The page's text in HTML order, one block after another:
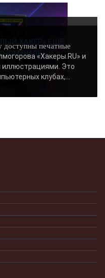
ХАКЕР» ЕЩЕ
ВИДЕ -
печатные
«Хакеры.RU» и
иллюстрациями. Это
клубах,...